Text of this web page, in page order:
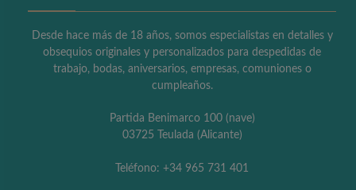
Desde hace más de 18 años, somos especialistas en detalles y
obsequios originales y personalizados para despedidas de
trabajo, bodas, aniversarios, empresas, comuniones o
cumpleaños.
Partida Benimarco 100 (nave)
03725 Teulada (Alicante)
Teléfono: +34 965 731 401